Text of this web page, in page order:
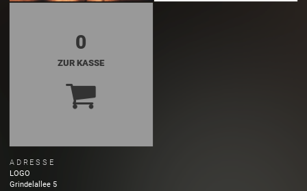
0
ZUR KASSE
ADRESSE
LOGO
Grindelallee 5